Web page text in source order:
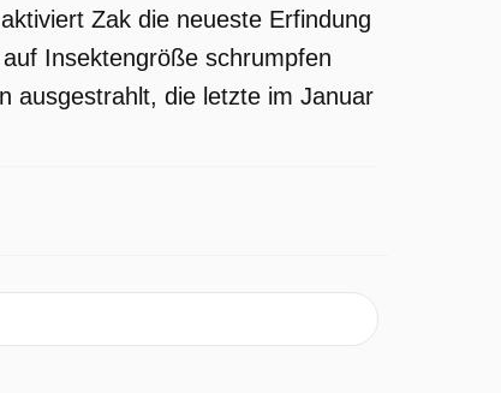
Zak die neueste Erfindung
Insektengröße schrumpfen
ausgestrahlt, die letzte im Januar